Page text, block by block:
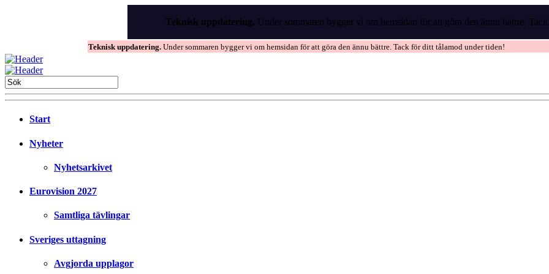
Teknisk uppdatering. Under sommaren bygger vi om hemsidan för att göra den ännu bättre.
Teknisk uppdatering. Under sommaren bygger vi om hemsidan för att göra den ännu bättre. Tack för ditt tålamod under tiden!
Start
Nyheter
Nyhetsarkivet
Eurovision 2027
Samtliga tävlingar
Sveriges uttagning
Avgjorda upplagor